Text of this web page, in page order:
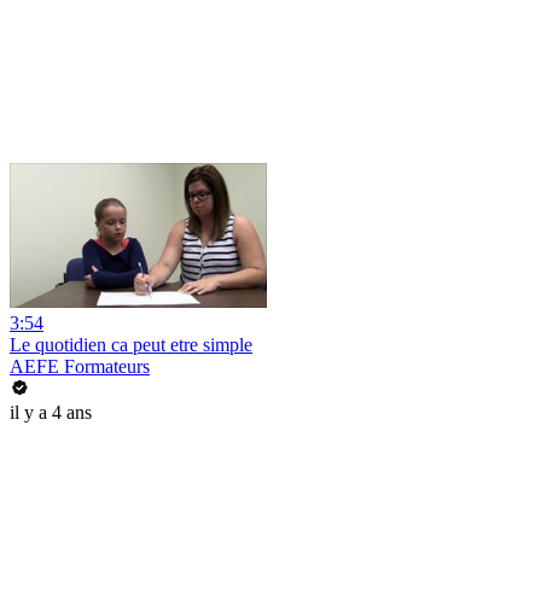
3:54
Le quotidien ca peut etre simple
AEFE Formateurs
il y a 4 ans